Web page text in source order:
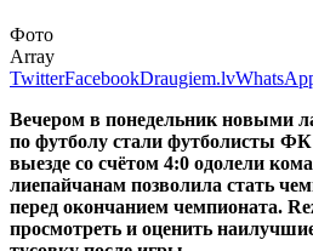
Фото
Array
TwitterFacebookDraugiem.lv
Вечером в понедельник новыми
по футболу стали футболисты
выезде со счётом 4:0 одолели
лиепайчанам позволила стать
перед окончанием чемпионата.
просмотреть и оценить